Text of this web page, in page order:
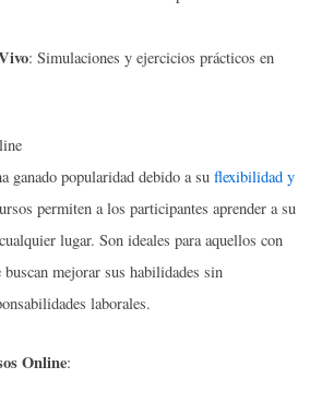
: Simulaciones y ejercicios prácticos en
ganado popularidad debido a su flexibilidad y
permiten a los participantes aprender a su
lugar. Son ideales para aquellos con
buscan mejorar sus habilidades sin
laborales.
Online: